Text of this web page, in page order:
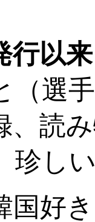
行以
（選
、読
珍し
国好